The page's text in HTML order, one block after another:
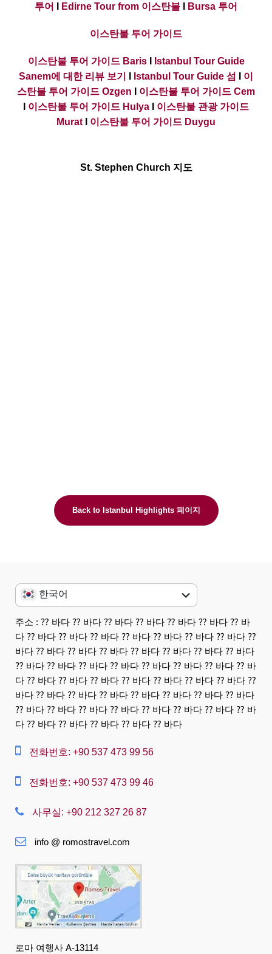
투어 Edirne Tour from 이스탄불 Bursa 투어
이스탄불 투어 가이드
이스탄불 투어 가이드 BarisI
Istanbul Tour Guide
Sanem에 대한 리뷰 보기
Istanbul Tour Guide 섬
이
스탄불 투어 가이드 Ozgen
이스탄불 투어 가이드 Cem
이스탄불 투어 가이드 Hulya
이스탄불 관광 가이드
Murat
이스탄불 투어 가이드 Duygu
St. Stephen Church 지도
Back to Istanbul Highlights 페이지
한국어
English
العربية
中文
Dansk
Nederlands
Suomi
Français
हिंदी
Magyar
Indonesia
Italiano
日本語
주소 : ⁇ 바다 ⁇ 바다 ⁇ 바다 ⁇ 바다 ⁇ 바다 ⁇ 바다 ⁇ 바
다 ⁇ 바다 ⁇ 바다 ⁇ 바다 ⁇ 바다 ⁇ 바다 ⁇ 바다 ⁇ 바다 ⁇
바다 ⁇ 바다 ⁇ 바다 ⁇ 바다 ⁇ 바다 ⁇ 바다 ⁇ 바다 ⁇ 바다
⁇ 바다 ⁇ 바다 ⁇ 바다 ⁇ 바다 ⁇ 바다 ⁇ 바다 ⁇ 바다 ⁇ 바
다 ⁇ 바다 ⁇ 바다 ⁇ 바다 ⁇ 바다 ⁇ 바다 ⁇ 바다 ⁇ 바다 ⁇
바다 ⁇ 바다 ⁇ 바다 ⁇ 바다 ⁇ 바다 ⁇ 바다 ⁇ 바다 ⁇ 바다
⁇ 바다 ⁇ 바다 ⁇ 바다 ⁇ 바다 ⁇ 바다 ⁇ 바다 ⁇ 바다 ⁇ 바
다 ⁇ 바다 ⁇ 바다 ⁇ 바다 ⁇ 바다 ⁇ 바다
전화번호: +90 537 473 99 56
전화번호: +90 537 473 99 46
사무실: +90 212 327 26 87
info @ romostravel.com
로마 여행사 A-13114